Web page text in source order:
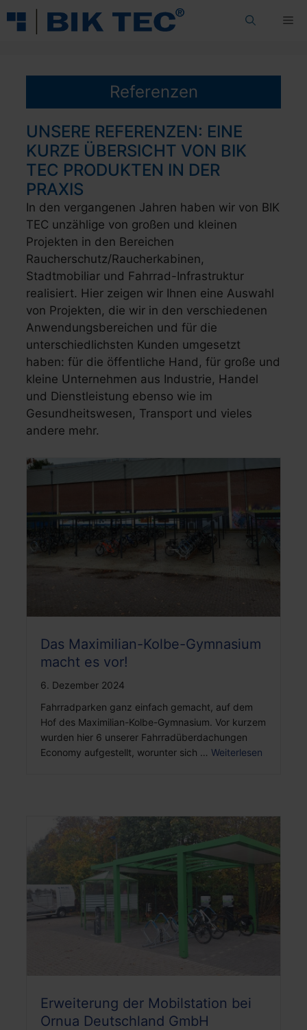
Inhalt
Referenzen
UNSERE REFERENZEN: EINE
KURZE ÜBERSICHT VON BIK
TEC PRODUKTEN IN DER
PRAXIS
In den vergangenen Jahren haben wir von BIK
TEC unzählige von großen und kleinen
Projekten in den Bereichen
Raucherschutz/Raucherkabinen,
Stadtmobiliar und Fahrrad-Infrastruktur
realisiert. Hier zeigen wir Ihnen eine Auswahl
von Projekten, die wir in den verschiedenen
Anwendungsbereichen und für die
unterschiedlichsten Kunden umgesetzt
haben: für die öffentliche Hand, für große und
kleine Unternehmen aus Industrie, Handel
und Dienstleistung ebenso wie im
Gesundheitswesen, Transport und vieles
andere mehr.
Das Maximilian-Kolbe-Gymnasium
macht es vor!
6. Dezember 2024
Fahrradparken ganz einfach gemacht, auf dem
Hof des Maximilian-Kolbe-Gymnasium. Vor kurzem
wurden hier 6 unserer Fahrradüberdachungen
Economy aufgestellt, worunter sich … Weiterlesen
Erweiterung der Mobilstation bei
Ornua Deutschland GmbH